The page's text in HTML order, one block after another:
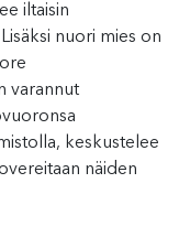
iltaisin
Lisäksi nuori mies on
varannut
keskustelee
näiden